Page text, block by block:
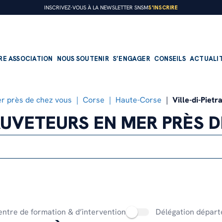
INSCRIVEZ-VOUS À LA NEWSLETTER SNSMS'INSCRIRE
ASSOCIATION
PRÉSENTATION
Nos offres d’emploi
NOUS SOUTENIR
FAIRE UN DON
Devenir mécène
S’ENGAGER
DEVENIR BÉNÉVOLE
CONSEILS
près de chez vous Corse Haute-Corse Ville-di-
EN MER PRÈS
de formation & d’intervention Délégation